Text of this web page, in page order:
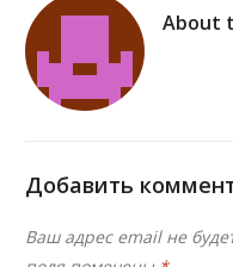
About
Добавить
Ваш адрес email не